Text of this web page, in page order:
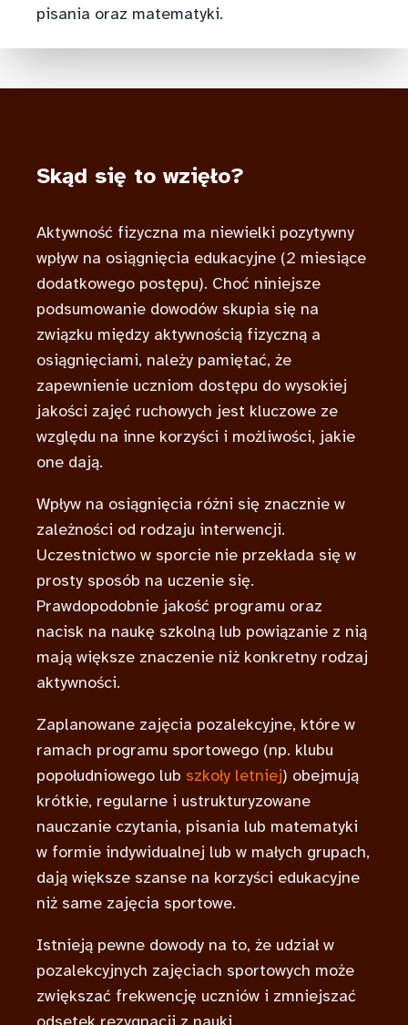
pisania oraz matematyki.
Skąd się to wzięło?
Aktywność fizyczna ma niewielki pozytywny
wpływ na osiągnięcia edukacyjne (2 miesiące
dodatkowego postępu). Choć niniejsze
podsumowanie dowodów skupia się na
związku między aktywnością fizyczną a
osiągnięciami, należy pamiętać, że
zapewnienie uczniom dostępu do wysokiej
jakości zajęć ruchowych jest kluczowe ze
względu na inne korzyści i możliwości, jakie
one dają.
Wpływ na osiągnięcia różni się znacznie w
zależności od rodzaju interwencji.
Uczestnictwo w sporcie nie przekłada się w
prosty sposób na uczenie się.
Prawdopodobnie jakość programu oraz
nacisk na naukę szkolną lub powiązanie z nią
mają większe znaczenie niż konkretny rodzaj
aktywności.
Zaplanowane zajęcia pozalekcyjne, które w
ramach programu sportowego (np. klubu
popołudniowego lub szkoły letniej) obejmują
krótkie, regularne i ustrukturyzowane
nauczanie czytania, pisania lub matematyki
w formie indywidualnej lub w małych grupach,
dają większe szanse na korzyści edukacyjne
niż same zajęcia sportowe.
Istnieją pewne dowody na to, że udział w
pozalekcyjnych zajęciach sportowych może
zwiększać frekwencję uczniów i zmniejszać